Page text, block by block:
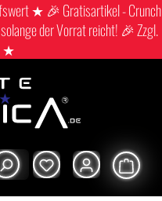
★ 🎉 Gratisartikel - Crunch
der Vorrat reicht! 🎉 Zzgl.
★